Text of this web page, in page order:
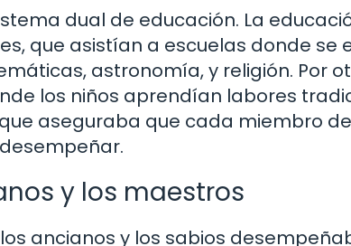
dual de educación. La
que asistían a escuelas donde se
astronomía, y religión. Por
los niños aprendían labores
aseguraba que cada miembro
y los maestros
ancianos y los sabios